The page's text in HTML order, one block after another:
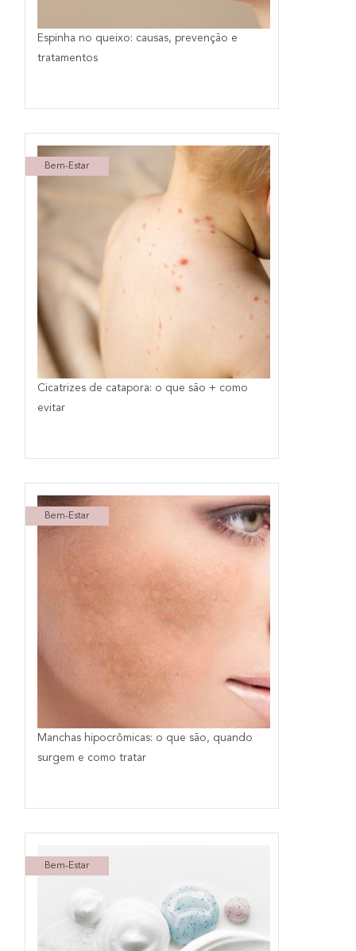
Espinha no queixo: causas, prevenção e
tratamentos
Bem-Estar
Cicatrizes de catapora: o que são + como
evitar
Bem-Estar
Manchas hipocrômicas: o que são, quando
surgem e como tratar
Bem-Estar